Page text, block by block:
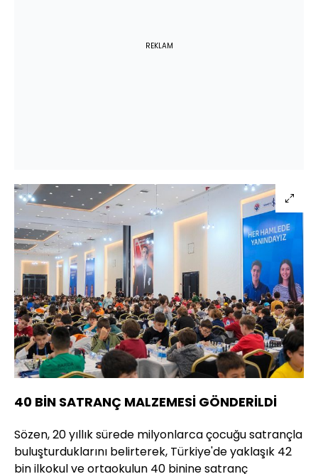
REKLAM
40 BİN SATRANÇ MALZEMESİ GÖNDERİLDİ
Sözen, 20 yıllık sürede milyonlarca çocuğu satrançla
buluşturduklarını belirterek, Türkiye'de yaklaşık 42
bin ilkokul ve ortaokulun 40 binine satranç